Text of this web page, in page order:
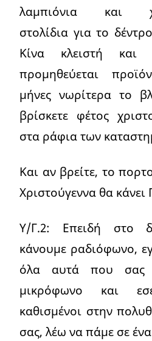
λαμπιόνια και
στολίδια για το
Κίνα κλειστή
προμηθεύεται
μήνες νωρίτερα το
βρίσκετε φέτος
στα ράφια των
Και αν βρείτε, το
Χριστούγεννα θα
Υ/Γ.2: Επειδή στο
κάνουμε ραδιόφωνο,
όλα αυτά που
μικρόφωνο και
καθισμένοι στην
σας, λέω να πάμε σε